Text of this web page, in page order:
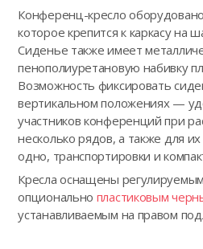
Конференц-кресло
которое крепится к каркасу на
Сиденье также имеет
пенополиуретановую набивку
Возможность фиксировать
вертикальном положениях —
участников конференций при
несколько рядов, а также для
одно, транспортировки и
Кресла оснащены
опционально пластиковым
устанавливаемым на правом